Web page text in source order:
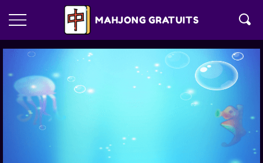
MAHJONG GRATUITS